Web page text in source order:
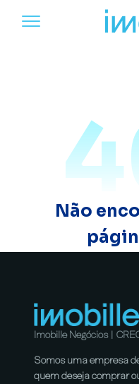
Não
Imobille Negócios |
Somos uma empresa
quem deseja comprar